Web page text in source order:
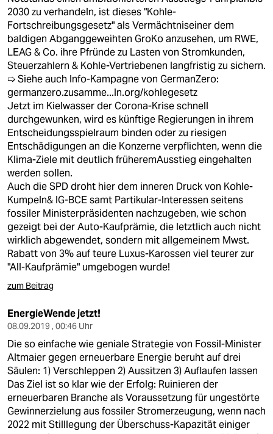
2030 zu verhandeln, ist dieses "Kohle-
Fortschreibungsgesetz" als Vermächtniseiner dem
baldigen Abganggeweihten GroKo anzusehen, um RWE,
LEAG & Co. ihre Pfründe zu Lasten von Stromkunden,
Steuerzahlern & Kohle-Vertriebenen langfristig zu sichern.
➯ Siehe auch Info-Kampagne von GermanZero:
germanzero.zusamme...ln.org/kohlegesetz
Jetzt im Kielwasser der Corona-Krise schnell
durchgewunken, wird es künftige Regierungen in ihrem
Entscheidungsspielraum binden oder zu riesigen
Entschädigungen an die Konzerne verpflichten, wenn die
Klima-Ziele mit deutlich früheremAusstieg eingehalten
werden sollen.
Auch die SPD droht hier dem inneren Druck von Kohle-
Kumpeln& IG-BCE samt Partikular-Interessen seitens
fossiler Ministerpräsidenten nachzugeben, wie schon
gezeigt bei der Auto-Kaufprämie, die letztlich auch nicht
wirklich abgewendet, sondern mit allgemeinem Mwst.
Rabatt von 3% auf teure Luxus-Karossen viel teurer zur
"All-Kaufprämie" umgebogen wurde!
zum Beitrag
EnergieWende jetzt!
08.09.2019 , 00:46 Uhr
Die so einfache wie geniale Strategie von Fossil-Minister
Altmaier gegen erneuerbare Energie beruht auf drei
Säulen: 1) Verschleppen 2) Aussitzen 3) Auflaufen lassen
Das Ziel ist so klar wie der Erfolg: Ruinieren der
erneuerbaren Branche als Voraussetzung für ungestörte
Gewinnerzielung aus fossiler Stromerzeugung, wenn nach
2022 mit Stilllegung der Überschuss-Kapazität einiger